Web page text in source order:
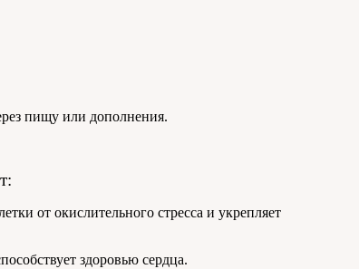
пищу или дополнения.
от окислительного стресса и укрепляет
здоровью сердца.